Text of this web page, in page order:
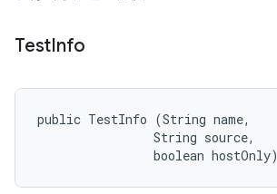
TestInfo
public TestInfo (String name,
                String source,
                boolean hostOnly)